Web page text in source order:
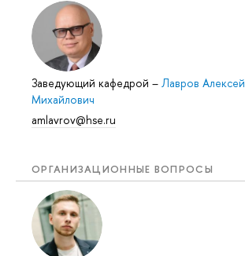
Заведующий кафедрой – Лавров Алексей
Михайлович
amlavrov@hse.ru
ОРГАНИЗАЦИОННЫЕ ВОПРОСЫ